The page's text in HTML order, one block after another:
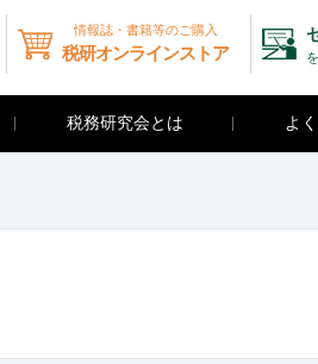
情報誌・書籍等のご購入
税研オンラインストア
税務研究会とは よ